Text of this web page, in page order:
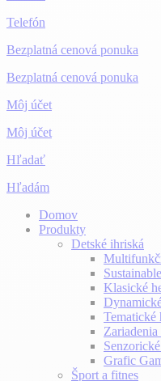
Telefón
Bezplatná cenová ponuka
Bezplatná cenová ponuka
Môj účet
Môj účet
Hľadať
Hľadám
Domov
Produkty
Detské ihriská
Klasické
Tematické
Grafic
Šport a fitnes